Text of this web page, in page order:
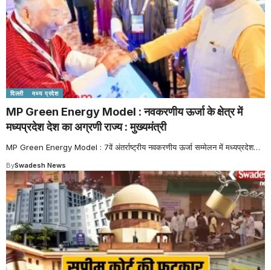
दिल्ली मध्य प्रदेश
MP Green Energy Model : नवकरणीय ऊर्जा के क्षेत्र में
मध्यप्रदेश देश का अग्रणी राज्य : मुख्यमंत्री
MP Green Energy Model : 7वें अंतर्राष्ट्रीय नवकरणीय ऊर्जा सम्मेलन में मध्यप्रदेश…
BySwadesh News